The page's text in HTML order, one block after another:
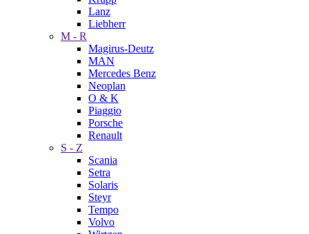
Lanz
Liebherr
M - R
Magirus-Deutz
MAN
Mercedes Benz
Neoplan
O & K
Piaggio
Porsche
Renault
S - Z
Scania
Setra
Solaris
Steyr
Tempo
Volvo